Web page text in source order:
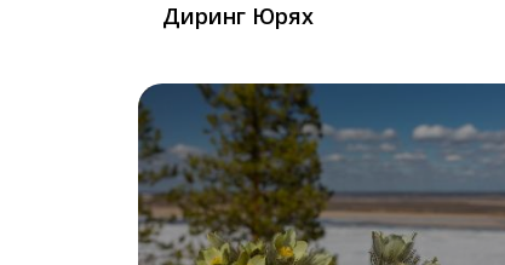
Диринг Юрях